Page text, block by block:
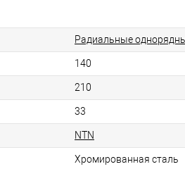
Радиальные
140
210
33
NTN
Хромированная сталь